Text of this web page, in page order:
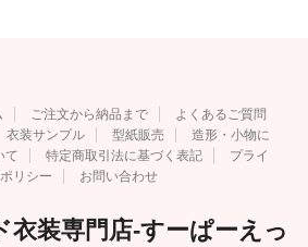
ご注文から納品まで
よくあるご質問
衣装サンプル 型紙販売
造形・小物に
て 特定商取引法に基づく表記
プライ
リシー
お問い合わせ
衣装専門店-すーぱーえっ